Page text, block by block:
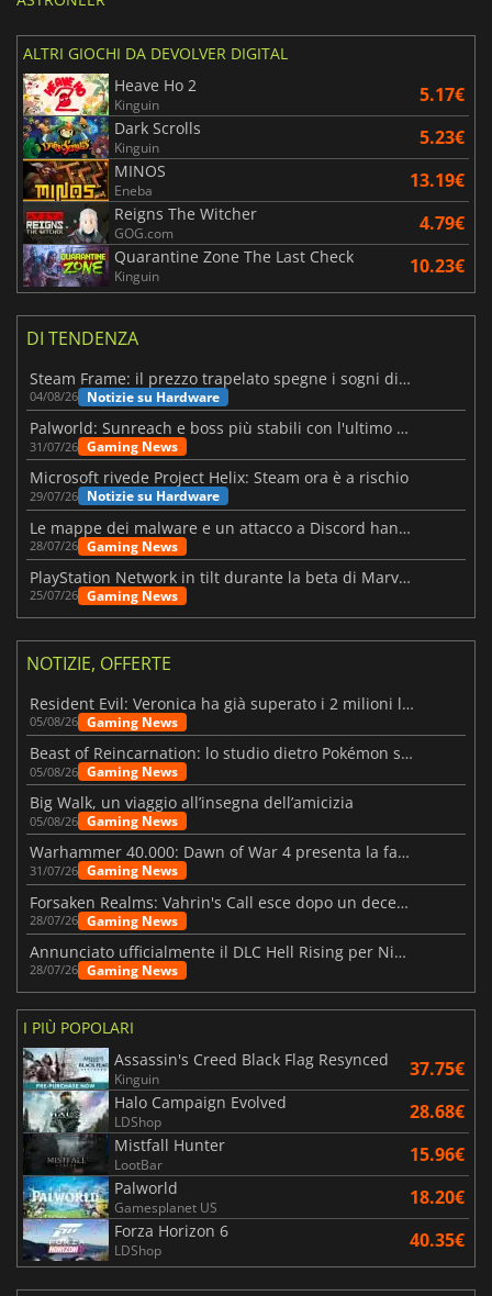
ALTRI GIOCHI DA DEVOLVER DIGITAL
Heave Ho 2
Kinguin 5.17€
Dark Scrolls
Kinguin 5.23€
MINOS
Eneba 13.19€
Reigns The Witcher
GOG.com 4.79€
Quarantine Zone The Last Check
Kinguin 10.23€
DI TENDENZA
Steam Frame: il prezzo trapelato spegne i sogni di un VR economico
04/08/26 Notizie su Hardware
Palworld: Sunreach e boss più stabili con l'ultimo update
31/07/26 Gaming News
Microsoft rivede Project Helix: Steam ora è a rischio
29/07/26 Notizie su Hardware
Le mappe dei malware e un attacco a Discord hanno colpito Meccha Chameleon
28/07/26 Gaming News
PlayStation Network in tilt durante la beta di Marvel Tōkon
25/07/26 Gaming News
NOTIZIE, OFFERTE
Resident Evil: Veronica ha già superato i 2 milioni liste dei desideri
05/08/26 Gaming News
Beast of Reincarnation: lo studio dietro Pokémon su una nuova strada
05/08/26 Gaming News
Big Walk, un viaggio all’insegna dell’amicizia
05/08/26 Gaming News
Warhammer 40.000: Dawn of War 4 presenta la fazione dei Necron
31/07/26 Gaming News
Forsaken Realms: Vahrin's Call esce dopo un decennio di sviluppo
28/07/26 Gaming News
Annunciato ufficialmente il DLC Hell Rising per Nioh 3
28/07/26 Gaming News
I PIÙ POPOLARI
Assassin's Creed Black Flag Resynced
Kinguin 37.75€
Halo Campaign Evolved
LDShop 28.68€
Mistfall Hunter
LootBar 15.96€
Palworld
Gamesplanet US 18.20€
Forza Horizon 6
LDShop 40.35€